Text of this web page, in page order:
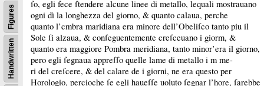
Handwritten
Figures
ſo, egli fece ſtendere alcune linee di metallo, lequali mostrauano
ogni dì la longhezza del giorno, & quanto calaua, perche
quanto l’cmbra maridiana era minore dell’Obeliſco tanto piu il
Sole ſi alzaua, & conſeguentemente creſceuano i giorm, &
quanto era maggiore Pombra meridiana, tanto minor’era il giorno,
pero egli ſegnaua appreſſo quelle lame di metallo i m me-
ri del creſcere, & del calare de i giorni, ne era questo per
Horologio, percioche ſe egli haueſſe uoluto ſegnar l’hore, ſarebbe